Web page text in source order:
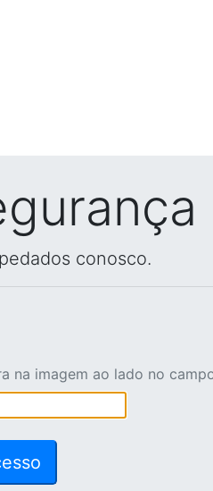
conosco.
na imagem ao lado no